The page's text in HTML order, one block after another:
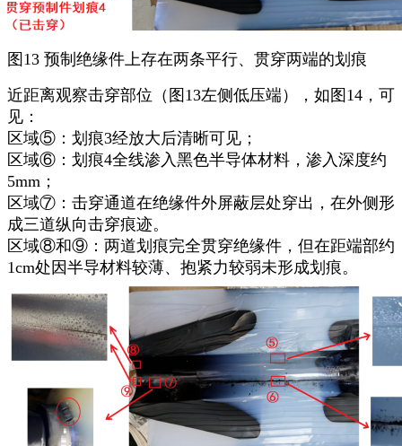
图13 预制绝缘件上存在两条平行、贯穿两端的划痕
近距离观察击穿部位（图13左侧低压端），如图14，可
见：
区域⑤：划痕3经放大后清晰可见；
区域⑥：划痕4全线渗入黑色半导体材料，渗入深度约
5mm；
区域⑦：击穿通道在绝缘件外屏蔽层处穿出，在外侧形
成三道纵向击穿痕迹。
区域⑧和⑨：两道划痕完全贯穿绝缘件，但在距端部约
1cm处因半导材料较薄、抱紧力较弱未形成划痕。